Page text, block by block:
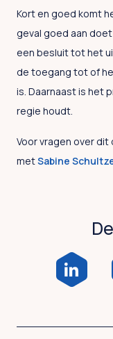
Kort en goed komt
geval goed aan
een besluit tot het
de toegang tot of
is. Daarnaast is het
regie houdt.
Voor vragen over
metSabine